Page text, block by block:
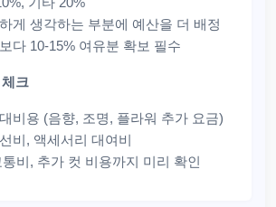
게 생각하는 부분에 예산을 더 배정
다 10-15% 여유분 확보 필수
크
비용 (음향, 조명, 플라워 추가 요금)
비, 액세서리 대여비
비, 추가 컷 비용까지 미리 확인